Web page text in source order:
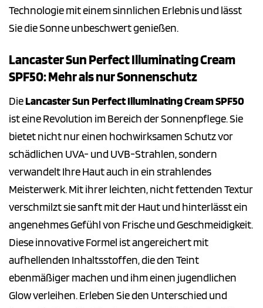
Technologie mit einem sinnlichen Erlebnis und lässt
Sie die Sonne unbeschwert genießen.
Lancaster Sun Perfect Illuminating Cream
SPF50: Mehr als nur Sonnenschutz
DieLancaster Sun Perfect Illuminating Cream SPF50
ist eine Revolution im Bereich der Sonnenpflege. Sie
bietet nicht nur einen hochwirksamen Schutz vor
schädlichen UVA- und UVB-Strahlen, sondern
verwandelt Ihre Haut auch in ein strahlendes
Meisterwerk. Mit ihrer leichten, nicht fettenden Textur
verschmilzt sie sanft mit der Haut und hinterlässt ein
angenehmes Gefühl von Frische und Geschmeidigkeit.
Diese innovative Formel ist angereichert mit
aufhellenden Inhaltsstoffen, die den Teint
ebenmäßiger machen und ihm einen jugendlichen
Glow verleihen. Erleben Sie den Unterschied und